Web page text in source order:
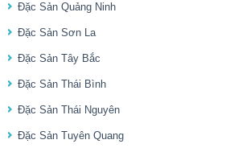
Đặc Sản Quảng Ninh
Đặc Sản Sơn La
Đặc Sản Tây Bắc
Đặc Sản Thái Bình
Đặc Sản Thái Nguyên
Đặc Sản Tuyên Quang